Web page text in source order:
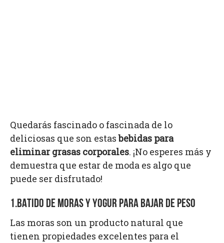
Quedarás fascinado o fascinada de lo
deliciosas que son estasbebidas para
eliminar grasas corporales. ¡No esperes más y
demuestra que estar de moda es algo que
puede ser disfrutado!
1.BATIDO DE MORAS Y YOGUR PARA BAJAR DE PESO
Las moras son un producto natural que
tienen propiedades excelentes para el